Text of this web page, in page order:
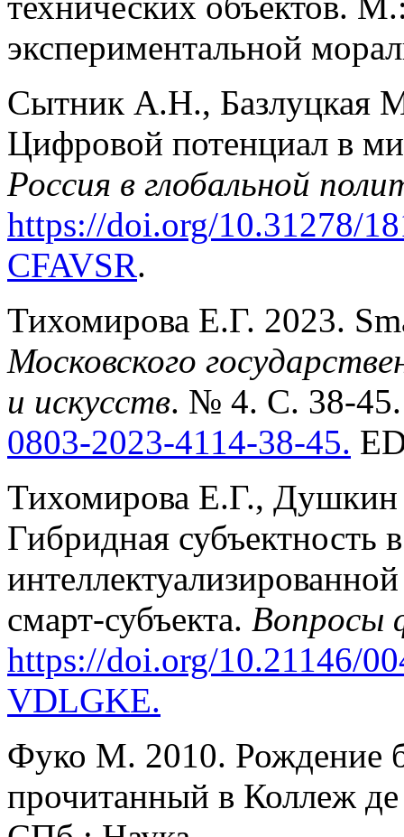
экспериментальной
Сытник А.Н., Базлуцкая
Цифровой потенциал в
Россия в глобальной
https://doi.org/10.31278/
CFAVSR.
Тихомирова Е.Г. 2023.
Московского
и искусств. № 4. С. 38-
0803-2023-4114-38-45.
Тихомирова Е.Г.,
Гибридная субъектность
смарт-субъекта. Вопросы
https://doi.org/10.21146/
VDLGKE.
Фуко М. 2010. Рождение
прочитанный в Коллеж